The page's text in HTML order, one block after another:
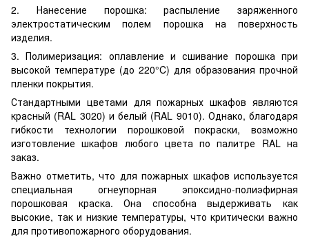
2. Нанесение порошка: распыление заряженного
электростатическим полем порошка на поверхность
изделия.
3. Полимеризация: оплавление и сшивание порошка при
высокой температуре (до 220°C) для образования прочной
пленки покрытия.
Стандартными цветами для пожарных шкафов являются
красный (RAL 3020) и белый (RAL 9010). Однако, благодаря
гибкости технологии порошковой покраски, возможно
изготовление шкафов любого цвета по палитре RAL на
заказ.
Важно отметить, что для пожарных шкафов используется
специальная огнеупорная эпоксидно-полиэфирная
порошковая краска. Она способна выдерживать как
высокие, так и низкие температуры, что критически важно
для противопожарного оборудования.